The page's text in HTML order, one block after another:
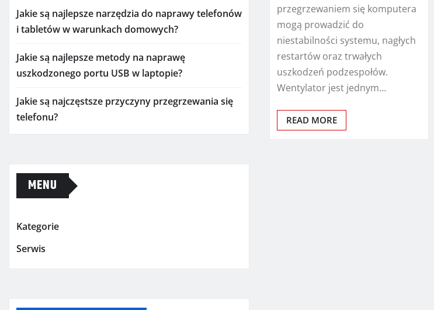
Jakie są najlepsze narzędzia do naprawy telefonów
i tabletów w warunkach domowych?
Jakie są najlepsze metody na naprawę
uszkodzonego portu USB w laptopie?
Jakie są najczęstsze przyczyny przegrzewania się
telefonu?
MENU
Kategorie
Serwis
przegrzewaniem się komputera
mogą prowadzić do
niestabilności systemu, nagłych
restartów oraz trwałych
uszkodzeń podzespołów.
Wentylator jest jednym…
READ MORE